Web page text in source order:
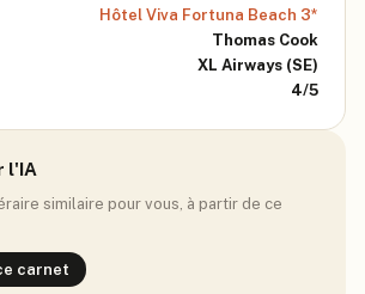
Hôtel Viva Fortuna Beach 3*
Thomas Cook
XL Airways (SE)
4/5
l'IA
similaire pour vous, à partir de ce
carnet